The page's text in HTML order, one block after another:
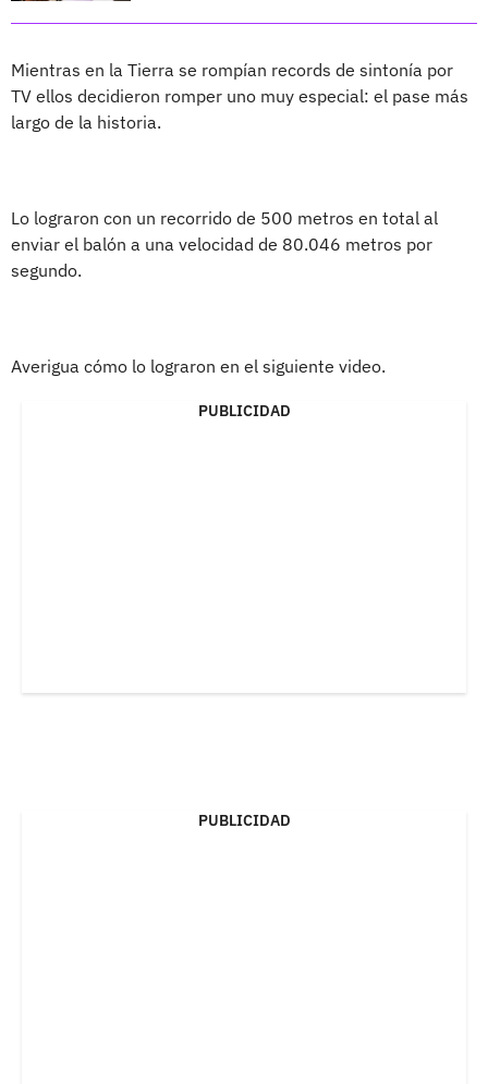
Mientras en la Tierra se rompían records de sintonía por
TV ellos decidieron romper uno muy especial: el pase más
largo de la historia.
Lo lograron con un recorrido de 500 metros en total al
enviar el balón a una velocidad de 80.046 metros por
segundo.
Averigua cómo lo lograron en el siguiente video.
PUBLICIDAD
PUBLICIDAD